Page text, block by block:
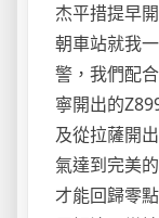
杰平措提早
朝車站就我
警，我們配
寧開出的
及從拉薩開
氣達到完美
才能回歸零